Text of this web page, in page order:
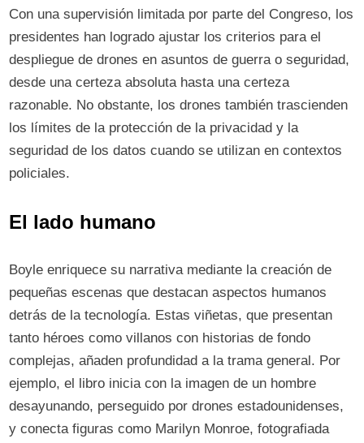
Con una supervisión limitada por parte del Congreso, los
presidentes han logrado ajustar los criterios para el
despliegue de drones en asuntos de guerra o seguridad,
desde una certeza absoluta hasta una certeza
razonable. No obstante, los drones también trascienden
los límites de la protección de la privacidad y la
seguridad de los datos cuando se utilizan en contextos
policiales.
El lado humano
Boyle enriquece su narrativa mediante la creación de
pequeñas escenas que destacan aspectos humanos
detrás de la tecnología. Estas viñetas, que presentan
tanto héroes como villanos con historias de fondo
complejas, añaden profundidad a la trama general. Por
ejemplo, el libro inicia con la imagen de un hombre
desayunando, perseguido por drones estadounidenses,
y conecta figuras como Marilyn Monroe, fotografiada